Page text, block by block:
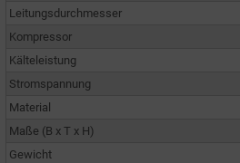
Leitungsdurchmesser
Kompressor
Kälteleistung
Stromspannung
Material
Maße (B x T x H)
Gewicht